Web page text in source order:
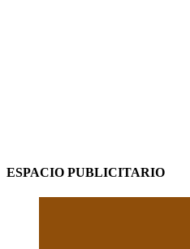
ESPACIO PUBLICITARIO